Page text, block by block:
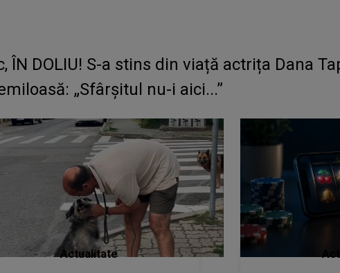
DOLIU! S-a stins din viață actrița Dana
„Sfârșitul nu-i aici...”
Actualitate